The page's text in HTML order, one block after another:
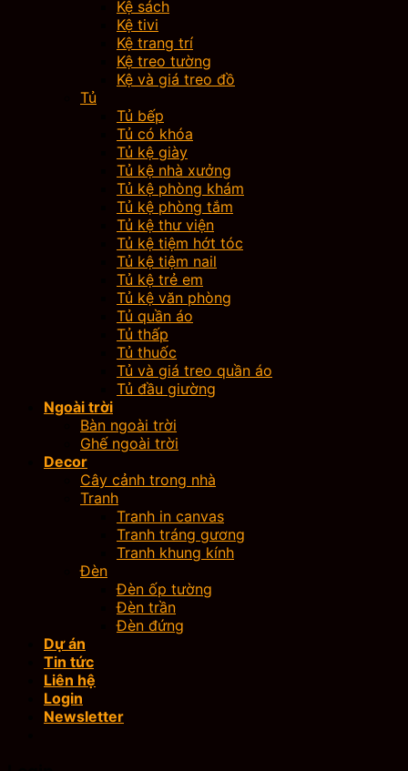
Kệ sách
Kệ tivi
Kệ trang trí
Kệ treo tường
Kệ và giá treo đồ
Tủ
Tủ bếp
Tủ có khóa
Tủ kệ giày
Tủ kệ nhà xưởng
Tủ kệ phòng khám
Tủ kệ phòng tắm
Tủ kệ thư viện
Tủ kệ tiệm hớt tóc
Tủ kệ tiệm nail
Tủ kệ trẻ em
Tủ kệ văn phòng
Tủ quần áo
Tủ thấp
Tủ thuốc
Tủ và giá treo quần áo
Tủ đầu giường
Ngoài trời
Bàn ngoài trời
Ghế ngoài trời
Decor
Cây cảnh trong nhà
Tranh
Tranh in canvas
Tranh tráng gương
Tranh khung kính
Đèn
Đèn ốp tường
Đèn trần
Đèn đứng
Dự án
Tin tức
Liên hệ
Login
Newsletter